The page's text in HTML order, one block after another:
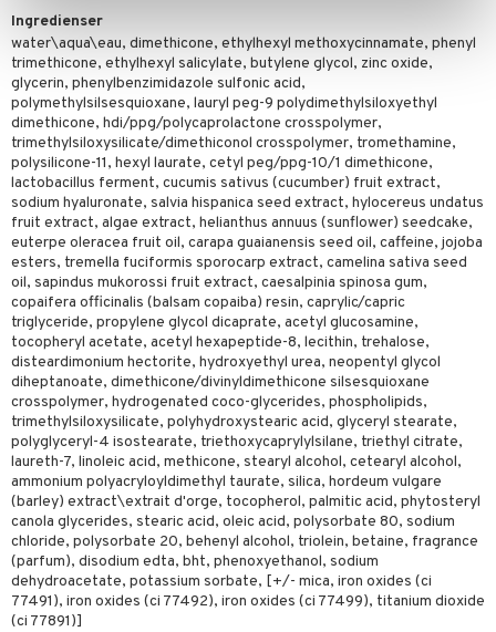
Ingredienser
water\aqua\eau, dimethicone, ethylhexyl methoxycinnamate, phenyl
trimethicone, ethylhexyl salicylate, butylene glycol, zinc oxide,
glycerin, phenylbenzimidazole sulfonic acid,
polymethylsilsesquioxane, lauryl peg-9 polydimethylsiloxyethyl
dimethicone, hdi/ppg/polycaprolactone crosspolymer,
trimethylsiloxysilicate/dimethiconol crosspolymer, tromethamine,
polysilicone-11, hexyl laurate, cetyl peg/ppg-10/1 dimethicone,
lactobacillus ferment, cucumis sativus (cucumber) fruit extract,
sodium hyaluronate, salvia hispanica seed extract, hylocereus undatus
fruit extract, algae extract, helianthus annuus (sunflower) seedcake,
euterpe oleracea fruit oil, carapa guaianensis seed oil, caffeine, jojoba
esters, tremella fuciformis sporocarp extract, camelina sativa seed
oil, sapindus mukorossi fruit extract, caesalpinia spinosa gum,
copaifera officinalis (balsam copaiba) resin, caprylic/capric
triglyceride, propylene glycol dicaprate, acetyl glucosamine,
tocopheryl acetate, acetyl hexapeptide-8, lecithin, trehalose,
disteardimonium hectorite, hydroxyethyl urea, neopentyl glycol
diheptanoate, dimethicone/divinyldimethicone silsesquioxane
crosspolymer, hydrogenated coco-glycerides, phospholipids,
trimethylsiloxysilicate, polyhydroxystearic acid, glyceryl stearate,
polyglyceryl-4 isostearate, triethoxycaprylylsilane, triethyl citrate,
laureth-7, linoleic acid, methicone, stearyl alcohol, cetearyl alcohol,
ammonium polyacryloyldimethyl taurate, silica, hordeum vulgare
(barley) extract\extrait d'orge, tocopherol, palmitic acid, phytosteryl
canola glycerides, stearic acid, oleic acid, polysorbate 80, sodium
chloride, polysorbate 20, behenyl alcohol, triolein, betaine, fragrance
(parfum), disodium edta, bht, phenoxyethanol, sodium
dehydroacetate, potassium sorbate, [+/- mica, iron oxides (ci
77491), iron oxides (ci 77492), iron oxides (ci 77499), titanium dioxide
(ci 77891)]